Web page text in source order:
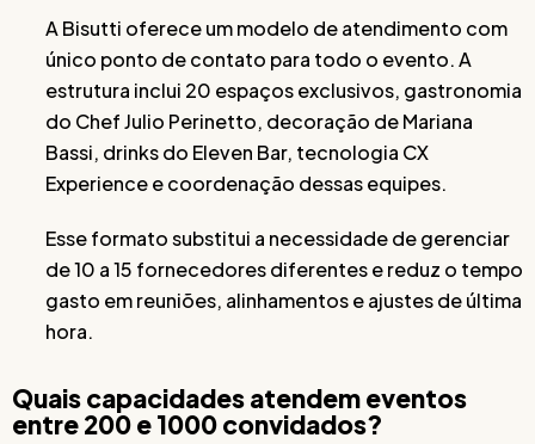
A Bisutti oferece um modelo de atendimento com
único ponto de contato para todo o evento. A
estrutura inclui 20 espaços exclusivos, gastronomia
do Chef Julio Perinetto, decoração de Mariana
Bassi, drinks do Eleven Bar, tecnologia CX
Experience e coordenação dessas equipes.
Esse formato substitui a necessidade de gerenciar
de 10 a 15 fornecedores diferentes e reduz o tempo
gasto em reuniões, alinhamentos e ajustes de última
hora.
Quais capacidades atendem eventos
entre 200 e 1000 convidados?